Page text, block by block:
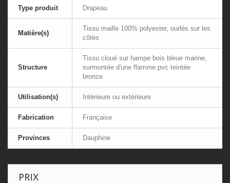
Type produit Drapeau
Matière(s)
Tissu maille 100% polyester, ourlés sur les
côtés
Structure
Tissu cloué sur hampe bois bleue marine,
surmontée d'une flamme pvc teintée
bronze
Utilisation(s) Intérieure ou extérieure
Fabrication Française
Provinces Dauphine
PRIX